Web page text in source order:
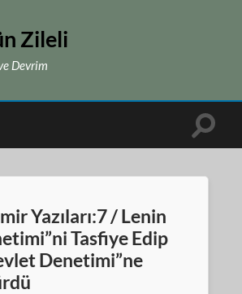
Zileli
Devrim
Toggle
Yazıları:7 / Lenin
Tasfiye Edip
Denetimi”ne